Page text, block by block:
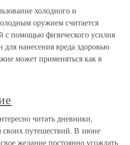
холодного и
оружием считается
с помощью физического усилия
для нанесения вреда здоровью
может применяться как в
читать дневники,
своих путешествий. В июне
желание постоянно угождать